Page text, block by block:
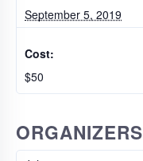
September 5, 2019
Cost:
$50
ORGANIZERS